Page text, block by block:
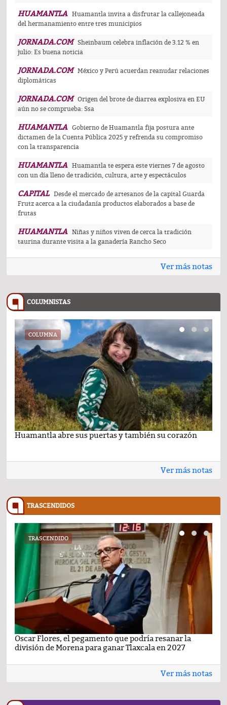
HUAMANTLA
Huamantla invita a disfrutar la callejoneada
del hermanamiento entre tres municipios
JORNADA.COM
Sheinbaum celebra inflación de 3.12 % en
julio: Es buena noticia
JORNADA.COM
México y Perú acuerdan reanudar relaciones
diplomáticas
JORNADA.COM
Origen del brote de diarrea explosiva en EU
aún no se comprueba: Ssa
HUAMANTLA
Gobierno de Huamantla fija postura ante
dictamen de la Cuenta Pública 2025 y refrenda su compromiso
con la transparencia
HUAMANTLA
Huamantla te espera este viernes 7 de agosto
con un día lleno de tradición, cultura, arte y espectáculos
CAPITAL
Desde el mercado de artesanos de la capital Guarda
Frutz acerca a la ciudadanía productos elaborados a base de
frutas
HUAMANTLA
Niñas y niños viven de cerca la tradición
taurina durante visita a la ganadería Rancho Seco
Ver más notas
COLUMNISTAS
COLUMNA
Huamantla abre sus puertas y también su corazón
Ver más notas
TRASCENDIDOS
TRASCENDIDO
Oscar Flores, el pegamento que podría resanar la
división de Morena para ganar Tlaxcala en 2027
Ver más notas